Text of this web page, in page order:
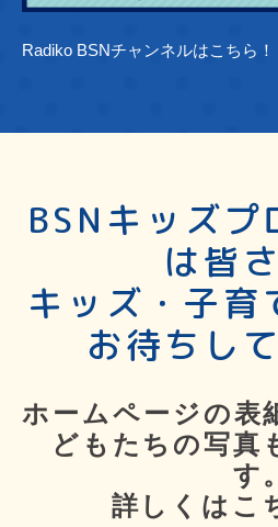
Radiko BSNチャンネルはこちら！
BSNキッズ
は皆
キッズ・子
お待ちし
ホームページの表
どもたちの写真
す。
詳しくはこ